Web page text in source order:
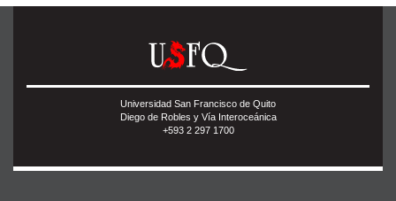
Universidad San Francisco de Quito
Diego de Robles y Vía Interoceánica
+593 2 297 1700